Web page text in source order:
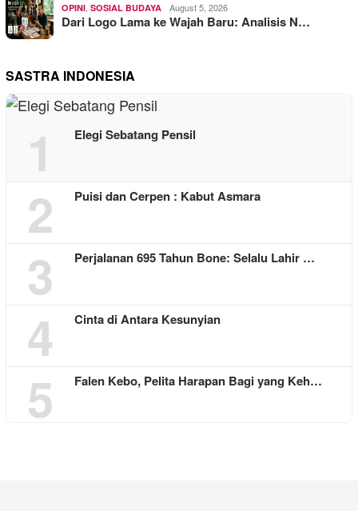
OPINI, SOSIAL BUDAYA August 5, 2026
Dari Logo Lama ke Wajah Baru: Analisis N…
SASTRA INDONESIA
1 Elegi Sebatang Pensil
2 Puisi dan Cerpen : Kabut Asmara
3 Perjalanan 695 Tahun Bone: Selalu Lahir …
4 Cinta di Antara Kesunyian
5 Falen Kebo, Pelita Harapan Bagi yang Keh…